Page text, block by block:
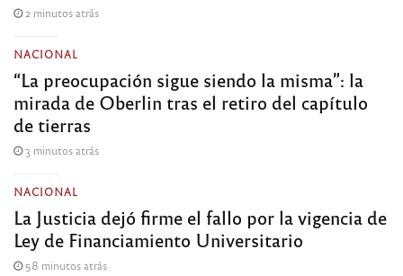
2 minutos atrás
NACIONAL
“La preocupación sigue siendo la misma”: la
mirada de Oberlin tras el retiro del capítulo
de tierras
3 minutos atrás
NACIONAL
La Justicia dejó firme el fallo por la vigencia de
Ley de Financiamiento Universitario
58 minutos atrás